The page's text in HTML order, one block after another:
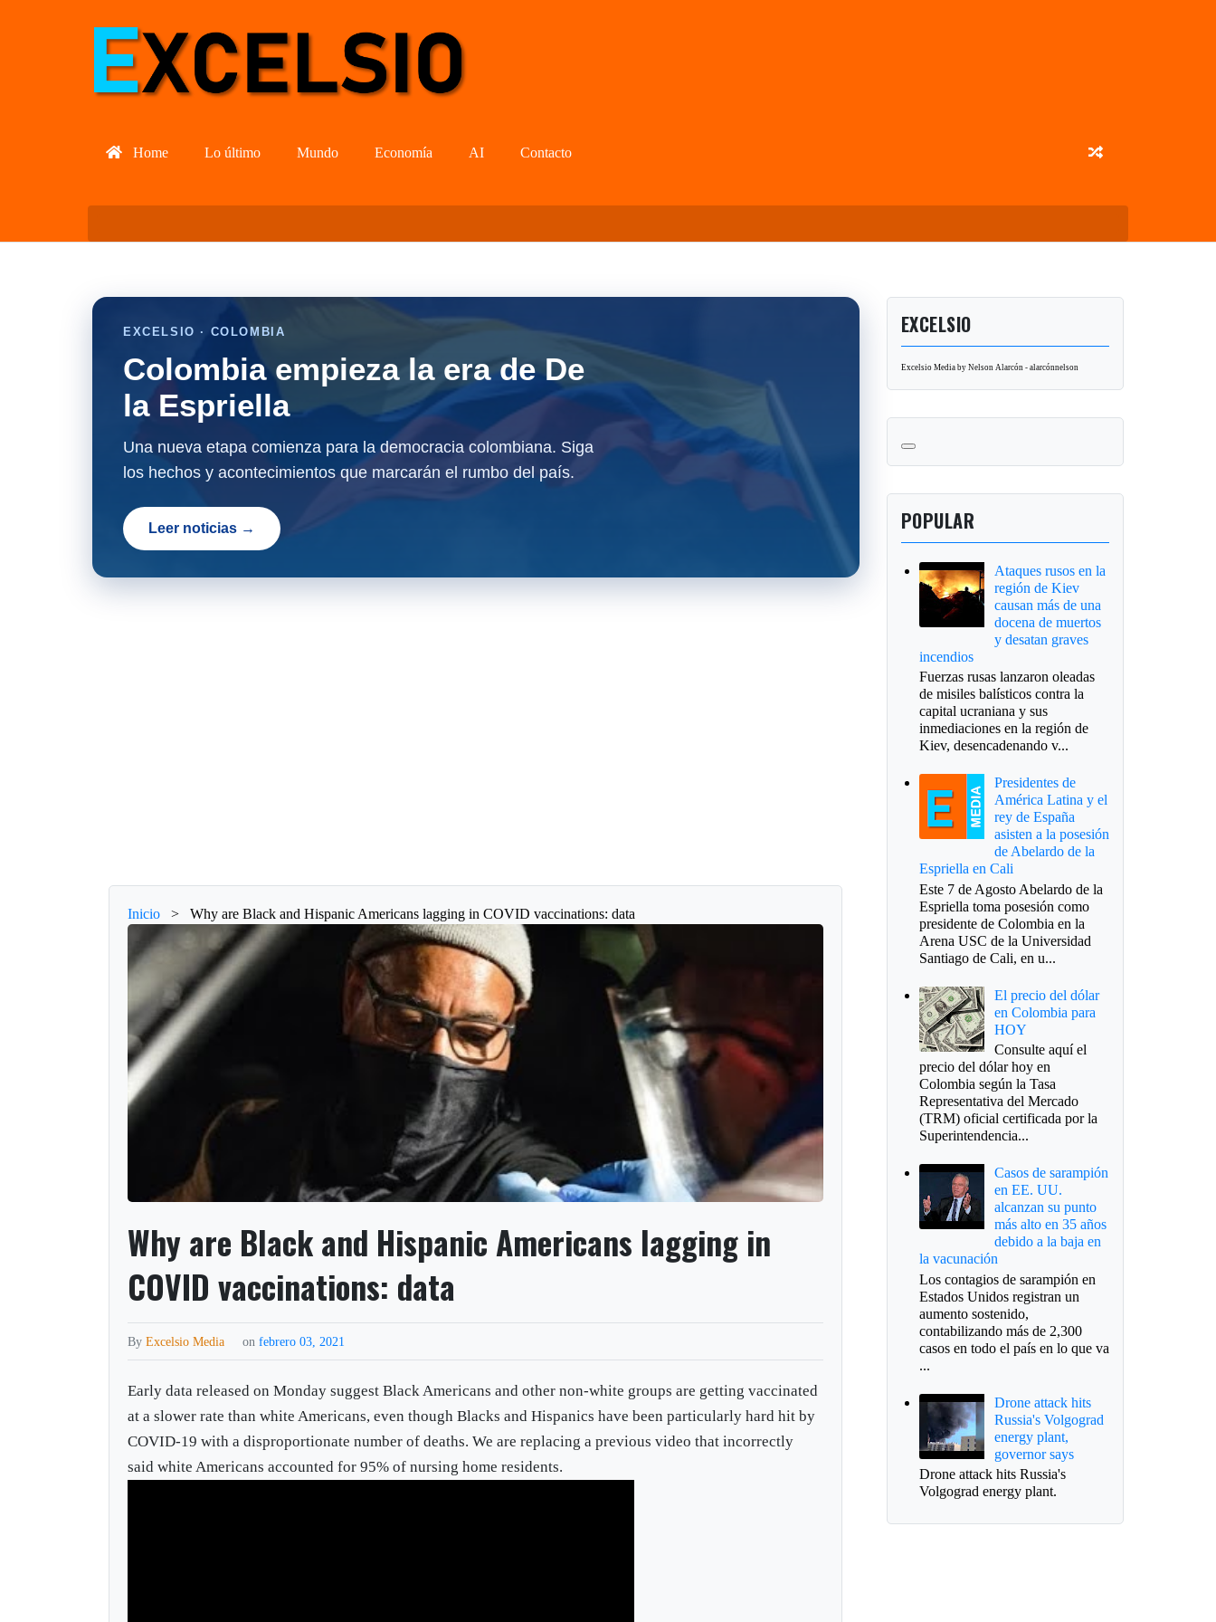
Home Lo último Mundo Economía AI Contacto
EXCELSIO · COLOMBIA
Colombia empieza la era de De
la Espriella
Una nueva etapa comienza para la democracia colombiana. Siga
los hechos y acontecimientos que marcarán el rumbo del país.
Leer noticias →
Inicio > Why are Black and Hispanic Americans lagging in COVID vaccinations: data
Why are Black and Hispanic Americans lagging in
COVID vaccinations: data
ByExcelsio Media onfebrero 03, 2021
Early data released on Monday suggest Black Americans and other non-white groups are getting vaccinated
at a slower rate than white Americans, even though Blacks and Hispanics have been particularly hard hit by
COVID-19 with a disproportionate number of deaths. We are replacing a previous video that incorrectly
said white Americans accounted for 95% of nursing home residents.
EXCELSIO
Excelsio Media by Nelson Alarcón - alarcónnelson
POPULAR
Ataques rusos en la
región de Kiev
causan más de una
docena de muertos
y desatan graves
incendios
Fuerzas rusas lanzaron oleadas
de misiles balísticos contra la
capital ucraniana y sus
inmediaciones en la región de
Kiev, desencadenando v...
Presidentes de
América Latina y el
rey de España
asisten a la posesión
de Abelardo de la
Espriella en Cali
Este 7 de Agosto Abelardo de la
Espriella toma posesión como
presidente de Colombia en la
Arena USC de la Universidad
Santiago de Cali, en u...
El precio del dólar
en Colombia para
HOY
Consulte aquí el
precio del dólar hoy en
Colombia según la Tasa
Representativa del Mercado
(TRM) oficial certificada por la
Superintendencia...
Casos de sarampión
en EE. UU.
alcanzan su punto
más alto en 35 años
debido a la baja en
la vacunación
Los contagios de sarampión en
Estados Unidos registran un
aumento sostenido,
contabilizando más de 2,300
casos en todo el país en lo que va
...
Drone attack hits
Russia's Volgograd
energy plant,
governor says
Drone attack hits Russia's
Volgograd energy plant.